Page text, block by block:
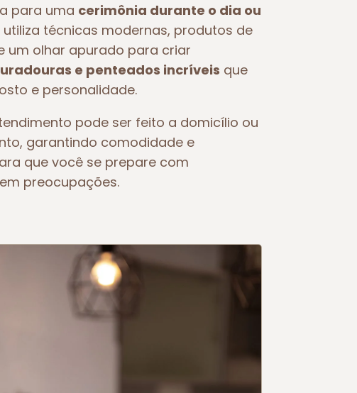
para uma cerimônia durante o dia ou
utiliza técnicas modernas, produtos de
um olhar apurado para criar
e penteados incríveis que
e personalidade.
pode ser feito a domicílio ou
garantindo comodidade e
que você se prepare com
preocupações.